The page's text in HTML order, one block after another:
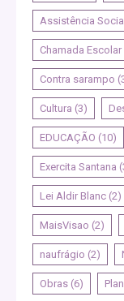
Assistência Social
Chamada Escolar
Contra sarampo
Cultura (3)
EDUCAÇÃO (10)
Exercita Santana
Lei Aldir Blanc (2)
MaisVisao (2)
naufrágio (2)
Obras (6)